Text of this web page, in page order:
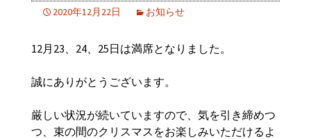
2020年12月22日 お知らせ
12月23、24、25日は満席となりました。
誠にありがとうございます。
厳しい状況が続いていますので、気を引き締めつ
つ、束の間のクリスマスをお楽しみいただけるよ